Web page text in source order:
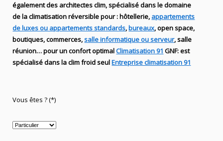
également des architectes clim,spécialisé dans le domaine
de laclimatisation réversiblepour : hôtellerie, appartements
de luxes ou appartements standards,bureaux, open space,
boutiques, commerces,salle informatique ou serveur, salle
réunion… pour un confort optimalClimatisation 91 GNF:est
spécialisédans la climfroid seulEntreprise climatisation 91
Vous êtes ? (*)